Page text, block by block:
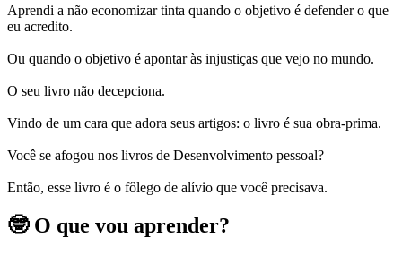
Aprendi a não economizar tinta quando o objetivo é defender o que
eu acredito.
Ou quando o objetivo é apontar às injustiças que vejo no mundo.
O seu livro não decepciona.
Vindo de um cara que adora seus artigos: o livro é sua obra-prima.
Você se afogou nos livros de Desenvolvimento pessoal?
Então, esse livro é o fôlego de alívio que você precisava.
🤓 O que vou aprender?